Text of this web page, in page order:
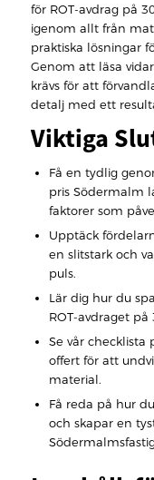
för ROT-avdrag på
igenom allt från
praktiska lösningar
Genom att läsa
krävs för att
detalj med ett
Viktiga
Få en tydlig
pris Södermalm
faktorer som
Upptäck
en slitstark och
puls.
Lär dig hur du
ROT-avdraget
Se vår checklista
offert för att
material.
Få reda på hur
och skapar en